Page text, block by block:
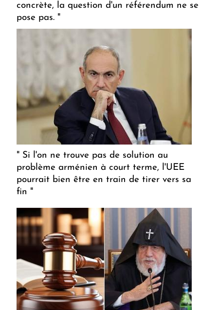
concrète, la question d'un référendum ne se
pose pas. "
" Si l'on ne trouve pas de solution au
problème arménien à court terme, l'UEE
pourrait bien être en train de tirer vers sa
fin "